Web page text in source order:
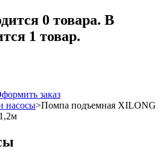
0 товара. В
1 товар.
заказ
насосы>Помпа подъемная XILONG